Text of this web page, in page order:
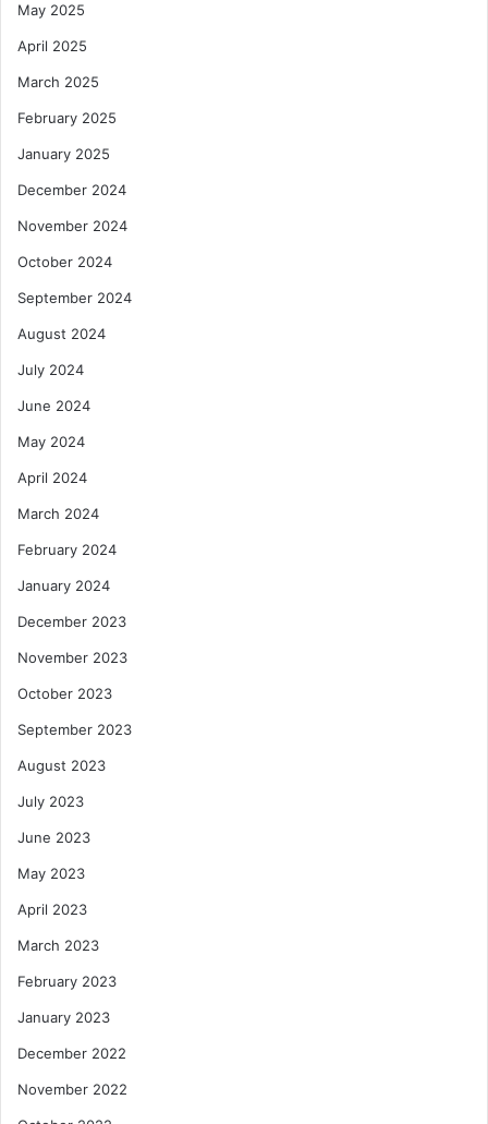
May 2025
April 2025
March 2025
February 2025
January 2025
December 2024
November 2024
October 2024
September 2024
August 2024
July 2024
June 2024
May 2024
April 2024
March 2024
February 2024
January 2024
December 2023
November 2023
October 2023
September 2023
August 2023
July 2023
June 2023
May 2023
April 2023
March 2023
February 2023
January 2023
December 2022
November 2022